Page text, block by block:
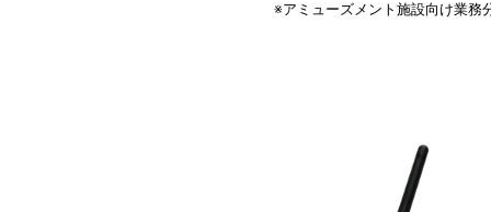
※アミューズメント施設向け業務